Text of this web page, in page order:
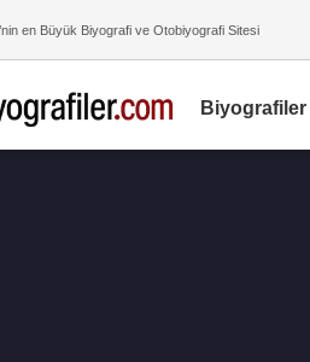
en Büyük Biyografi ve Otobiyografi Sitesi
Biyografiler